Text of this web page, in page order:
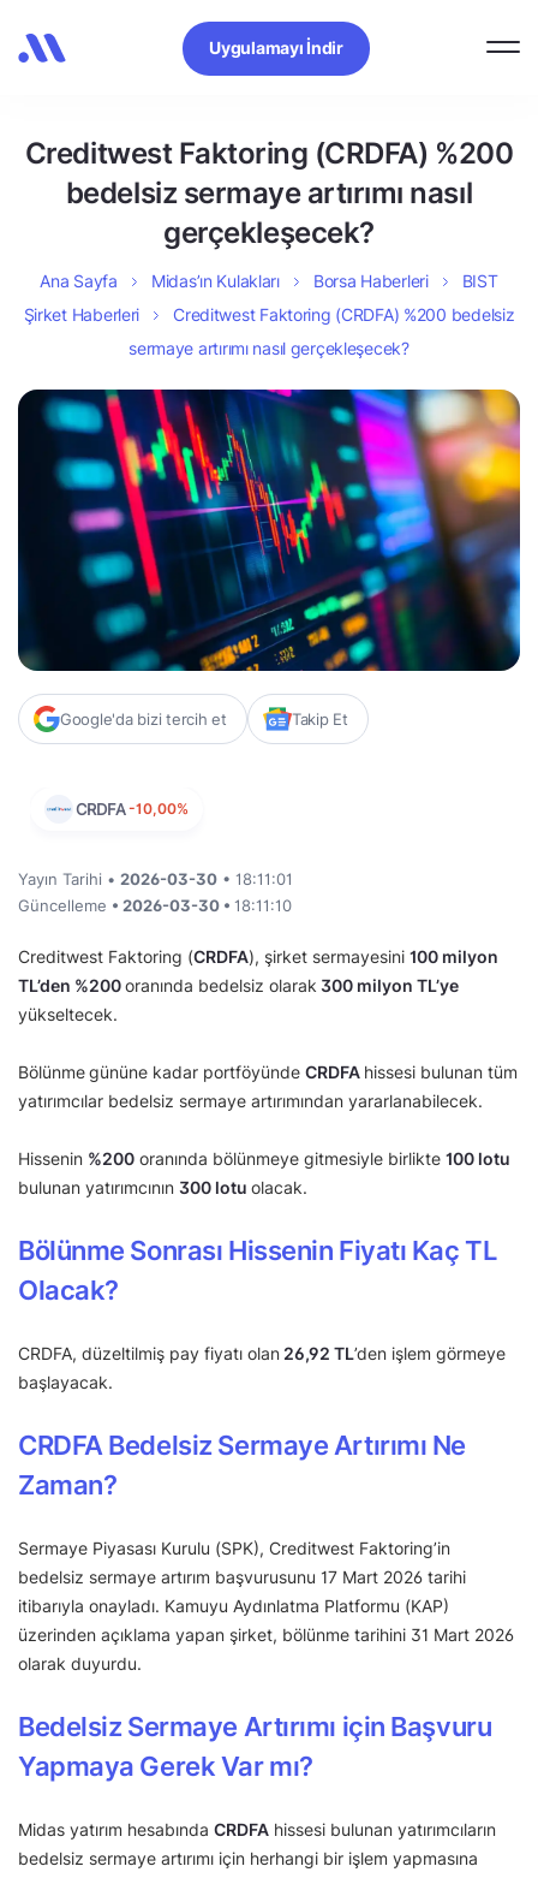
Uygulamayı İndir
Creditwest Faktoring (CRDFA) %200
bedelsiz sermaye artırımı nasıl
gerçekleşecek?
Ana Sayfa Midas’ın Kulakları Borsa Haberleri
BIST
Şirket Haberleri
Creditwest Faktoring (CRDFA) %200 bedelsiz
sermaye artırımı nasıl gerçekleşecek?
Google'da bizi tercih et Takip Et
CRDFA-10,00%
Yayın Tarihi • 2026-03-30 • 18:11:01
Güncelleme • 2026-03-30 • 18:11:10
Creditwest Faktoring (CRDFA), şirket sermayesini 100 milyon
TL’den %200oranında bedelsiz olarak 300 milyon TL’ye
yükseltecek.
Bölünmegününe kadar portföyünde CRDFA hissesi bulunan tüm
yatırımcılar bedelsiz sermaye artırımından yararlanabilecek.
Hissenin %200 oranında bölünmeye gitmesiyle birlikte 100 lotu
bulunan yatırımcının 300 lotu olacak.
Bölünme Sonrası Hissenin Fiyatı Kaç TL
Olacak?
CRDFA, düzeltilmiş pay fiyatı olan 26,92 TL’den işlem görmeye
başlayacak.
CRDFA Bedelsiz Sermaye Artırımı Ne
Zaman?
Sermaye Piyasası Kurulu (SPK), Creditwest Faktoring’in
bedelsiz sermaye artırım başvurusunu 17 Mart 2026 tarihi
itibarıyla onayladı. Kamuyu Aydınlatma Platformu (KAP)
üzerinden açıklama yapan şirket, bölünme tarihini 31 Mart 2026
olarak duyurdu.
Bedelsiz Sermaye Artırımı için Başvuru
Yapmaya Gerek Var mı?
Midas yatırım hesabında CRDFA hissesi bulunan yatırımcıların
bedelsiz sermaye artırımı için herhangi bir işlem yapmasına